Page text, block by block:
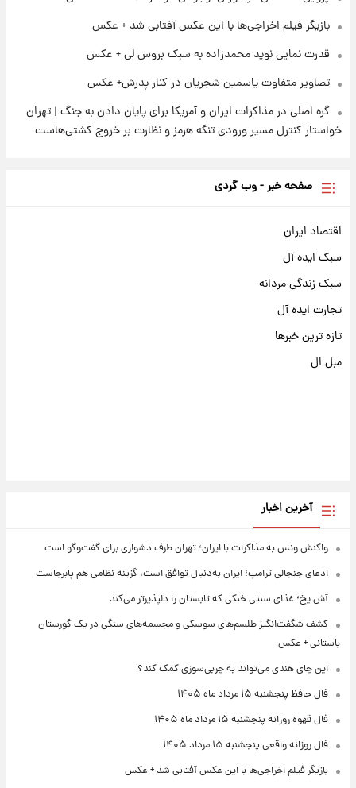
بازیگر فیلم اخراجی‌ها با این عکس آفتابی شد + عکس
قدرت نمایی نوید محمدزاده به سبک بروس لی + عکس
تصاویر متفاوت یاسمین شجریان در کنار پدرش+ عکس
گره اصلی در مذاکرات ایران و آمریکا برای پایان دادن به جنگ | تهران
خواستار کنترل مسیر ورودی تنگه هرمز و نظارت بر خروج کشتی‌هاست
صفحه خبر - وب گردی
اقتصاد ایران
سبک ایده آل
سبک زندگی مردانه
تجارت ایده آل
تازه ترین خبرها
مبل ال
آخرین اخبار
واکنش ونس به مذاکرات با ایران؛ تهران طرف دشواری برای گفت‌وگو است
ادعای جنجالی ترامپ؛ ایران به‌دنبال توافق است، گزینه نظامی هم پابرجاست
آش یخ؛ غذای سنتی خنکی که تابستان را دلپذیرتر می‌کند
کشف شگفت‌انگیز طلسم‌های سوسکی و مجسمه‌های سنگی در یک گورستان
باستانی + عکس
این چای هندی می‌تواند به چربی‌سوزی کمک کند؟
فال حافظ پنجشنبه ۱۵ مرداد ماه ۱۴۰۵
فال قهوه روزانه پنجشنبه ۱۵ مرداد ماه ۱۴۰۵
فال روزانه واقعی پنجشنبه ۱۵ مرداد ۱۴۰۵
بازیگر فیلم اخراجی‌ها با این عکس آفتابی شد + عکس